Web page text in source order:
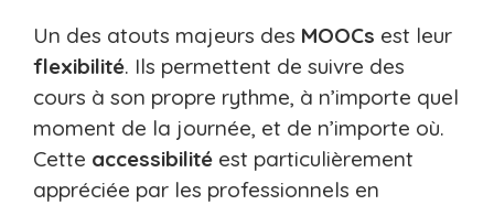
Un des atouts majeurs des MOOCs est leur
flexibilité. Ils permettent de suivre des
cours à son propre rythme, à n’importe quel
moment de la journée, et de n’importe où.
Cette accessibilité est particulièrement
appréciée par les professionnels en